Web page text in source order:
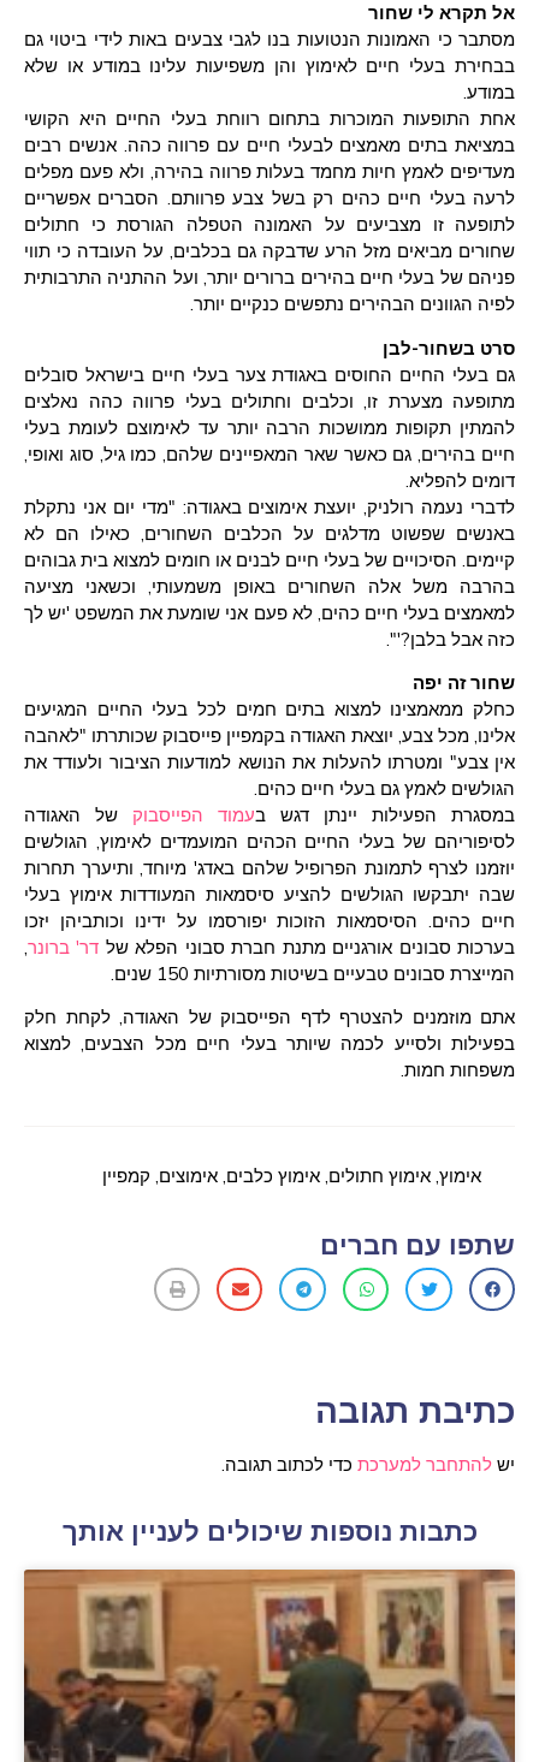
אל תקרא לי שחור
מסתבר כי האמונות הנטועות בנו לגבי צבעים באות לידי ביטוי גם
בבחירת בעלי חיים לאימוץ והן משפיעות עלינו במודע או שלא
במודע.
אחת התופעות המוכרות בתחום רווחת בעלי החיים היא הקושי
במציאת בתים מאמצים לבעלי חיים עם פרווה כהה. אנשים רבים
מעדיפים לאמץ חיות מחמד בעלות פרווה בהירה, ולא פעם מפלים
לרעה בעלי חיים כהים רק בשל צבע פרוותם. הסברים אפשריים
לתופעה זו מצביעים על האמונה הטפלה הגורסת כי חתולים
שחורים מביאים מזל הרע שדבקה גם בכלבים, על העובדה כי תווי
פניהם של בעלי חיים בהירים ברורים יותר, ועל ההתניה התרבותית
לפיה הגוונים הבהירים נתפשים כנקיים יותר.
סרט בשחור-לבן
גם בעלי החיים החוסים באגודת צער בעלי חיים בישראל סובלים
מתופעה מצערת זו, וכלבים וחתולים בעלי פרווה כהה נאלצים
להמתין תקופות ממושכות הרבה יותר עד לאימוצם לעומת בעלי
חיים בהירים, גם כאשר שאר המאפיינים שלהם, כמו גיל, סוג ואופי,
דומים להפליא.
לדברי נעמה רולניק, יועצת אימוצים באגודה: "מדי יום אני נתקלת
באנשים שפשוט מדלגים על הכלבים השחורים, כאילו הם לא
קיימים. הסיכויים של בעלי חיים לבנים או חומים למצוא בית גבוהים
בהרבה משל אלה השחורים באופן משמעותי, וכשאני מציעה
למאמצים בעלי חיים כהים, לא פעם אני שומעת את המשפט 'יש לך
כזה אבל בלבן?'".
שחור זה יפה
כחלק ממאמצינו למצוא בתים חמים לכל בעלי החיים המגיעים
אלינו, מכל צבע, יוצאת האגודה בקמפיין פייסבוק שכותרתו "לאהבה
אין צבע" ומטרתו להעלות את הנושא למודעות הציבור ולעודד את
הגולשים לאמץ גם בעלי חיים כהים.
במסגרת הפעילות יינתן דגש בעמוד הפייסבוק של האגודה
לסיפוריהם של בעלי החיים הכהים המועמדים לאימוץ, הגולשים
יוזמנו לצרף לתמונת הפרופיל שלהם באדג' מיוחד, ותיערך תחרות
שבה יתבקשו הגולשים להציע סיסמאות המעודדות אימוץ בעלי
חיים כהים. הסיסמאות הזוכות יפורסמו על ידינו וכותביהן יזכו
בערכות סבונים אורגניים מתנת חברת סבוני הפלא של דר' ברונר,
המייצרת סבונים טבעיים בשיטות מסורתיות 150 שנים.
אתם מוזמנים להצטרף לדף הפייסבוק של האגודה, לקחת חלק
בפעילות ולסייע לכמה שיותר בעלי חיים מכל הצבעים, למצוא
משפחות חמות.
אימוץ, אימוץ חתולים, אימוץ כלבים, אימוצים, קמפיין
שתפו עם חברים
כתיבת תגובה
יש להתחבר למערכת כדי לכתוב תגובה.
כתבות נוספות שיכולים לעניין אותך